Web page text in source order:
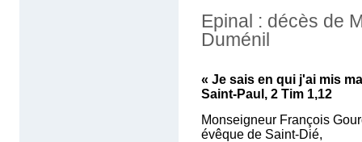
Epinal : décès de
Duménil
« Je sais en qui j'ai mis
Saint-Paul, 2 Tim 1,12
Monseigneur François
évêque de Saint-Dié,